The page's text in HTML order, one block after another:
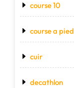
course 10
course a pied
cuir
decathlon